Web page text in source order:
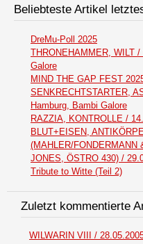
Beliebteste Artikel
DreMu-Poll 2025
THRONEHAMMER, WILT
Galore
MIND THE GAP FEST
SENKRECHTSTARTER,
Hamburg, Bambi Galore
RAZZIA, KONTROLLE /
BLUT+EISEN,
(MAHLER/
JONES, ÖSTRO 430) /
Tribute to Witte (Teil 2)
Zuletzt kommentierte
WILWARIN VIII /